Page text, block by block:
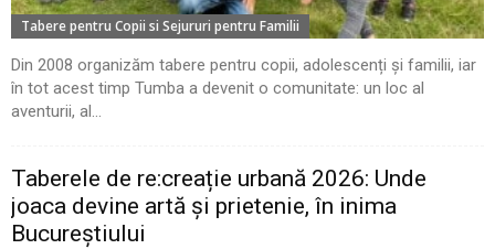
Tabere pentru Copii si Sejururi pentru Familii
Din 2008 organizăm tabere pentru copii, adolescenți și familii, iar
în tot acest timp Tumba a devenit o comunitate: un loc al
aventurii, al...
Taberele de re:creație urbană 2026: Unde
joaca devine artă și prietenie, în inima
Bucureștiului